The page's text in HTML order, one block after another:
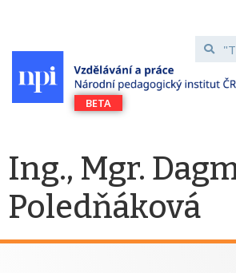
Ing., Mgr.
Poledňáková